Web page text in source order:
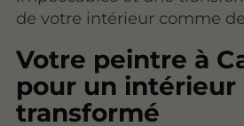
de votre intérieur comme
Votre peintre à
pour un intérieur
transformé